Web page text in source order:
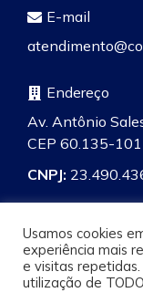
E-mail
Endereço
Av. Antônio
CEP 60.135-
CNPJ:
Pesquisa
Usamos cookies
experiência mais
e visitas repetidas.
utilização de